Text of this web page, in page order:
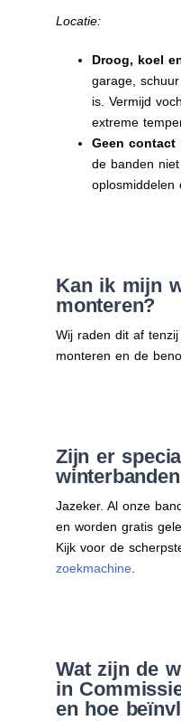
Locatie:
Droog, koel
garage,
is. Vermijd
extreme
Geen contact
de banden
oplosmiddelen
Kan ik mijn
monteren?
Wij raden dit af
monteren en de
Zijn er
Jazeker. Al onze
en worden gratis
Kijk voor de
zoekmachine.
Wat zijn de
in
en hoe